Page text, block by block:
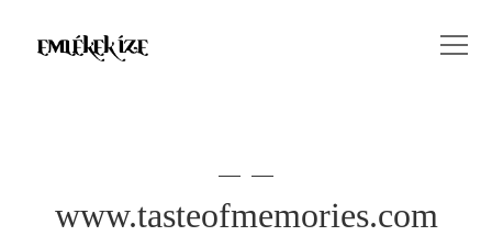
www.tasteofmemories.com